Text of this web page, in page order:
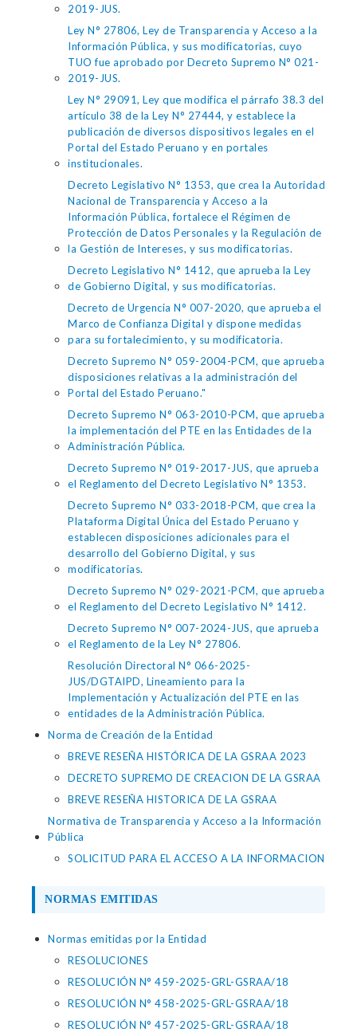
2019-JUS.
Ley N° 27806, Ley de Transparencia y Acceso a la
Información Pública, y sus modificatorias, cuyo
TUO fue aprobado por Decreto Supremo N° 021-
2019-JUS.
Ley N° 29091, Ley que modifica el párrafo 38.3 del
artículo 38 de la Ley N° 27444, y establece la
publicación de diversos dispositivos legales en el
Portal del Estado Peruano y en portales
institucionales.
Decreto Legislativo N° 1353, que crea la Autoridad
Nacional de Transparencia y Acceso a la
Información Pública, fortalece el Régimen de
Protección de Datos Personales y la Regulación de
la Gestión de Intereses, y sus modificatorias.
Decreto Legislativo N° 1412, que aprueba la Ley
de Gobierno Digital, y sus modificatorias.
Decreto de Urgencia N° 007-2020, que aprueba el
Marco de Confianza Digital y dispone medidas
para su fortalecimiento, y su modificatoria.
Decreto Supremo N° 059-2004-PCM, que aprueba
disposiciones relativas a la administración del
Portal del Estado Peruano."
Decreto Supremo N° 063-2010-PCM, que aprueba
la implementación del PTE en las Entidades de la
Administración Pública.
Decreto Supremo N° 019-2017-JUS, que aprueba
el Reglamento del Decreto Legislativo N° 1353.
Decreto Supremo N° 033-2018-PCM, que crea la
Plataforma Digital Única del Estado Peruano y
establecen disposiciones adicionales para el
desarrollo del Gobierno Digital, y sus
modificatorias.
Decreto Supremo N° 029-2021-PCM, que aprueba
el Reglamento del Decreto Legislativo N° 1412.
Decreto Supremo N° 007-2024-JUS, que aprueba
el Reglamento de la Ley N° 27806.
Resolución Directoral N° 066-2025-
JUS/DGTAIPD, Lineamiento para la
Implementación y Actualización del PTE en las
entidades de la Administración Pública.
Norma de Creación de la Entidad
BREVE RESEÑA HISTÓRICA DE LA GSRAA 2023
DECRETO SUPREMO DE CREACION DE LA GSRAA
BREVE RESEÑA HISTORICA DE LA GSRAA
Normativa de Transparencia y Acceso a la Información
Pública
SOLICITUD PARA EL ACCESO A LA INFORMACION
NORMAS EMITIDAS
Normas emitidas por la Entidad
RESOLUCIONES
RESOLUCIÓN N° 459-2025-GRL-GSRAA/18
RESOLUCIÓN N° 458-2025-GRL-GSRAA/18
RESOLUCIÓN N° 457-2025-GRL-GSRAA/18